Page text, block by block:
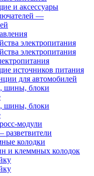
и аксессуары
—
электропитания
электропитания
источников питания
для автомобилей
шины, блоки
шины, блоки
модули
колодки
и клеммных колодок